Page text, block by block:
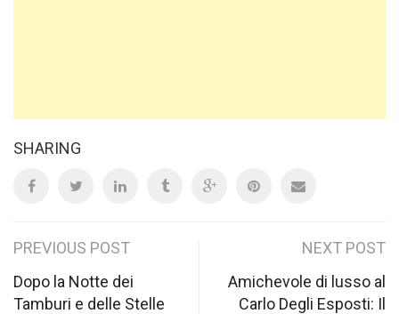
SHARING
Post
navigation
PREVIOUS POST
Dopo la Notte dei
Tamburi e delle Stelle
NEXT POST
Amichevole di lusso al
Carlo Degli Esposti: Il